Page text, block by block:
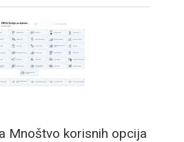
Mnoštvo korisnih opcija